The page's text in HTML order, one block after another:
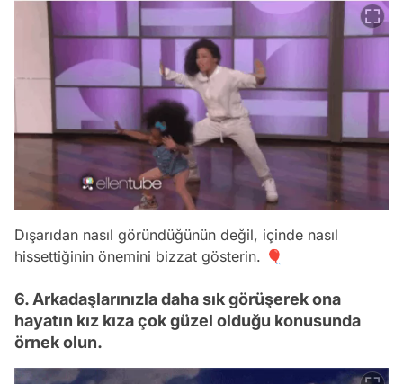
Dışarıdan nasıl göründüğünün değil, içinde nasıl
hissettiğinin önemini bizzat gösterin. 🎈
6. Arkadaşlarınızla daha sık görüşerek ona
hayatın kız kıza çok güzel olduğu konusunda
örnek olun.